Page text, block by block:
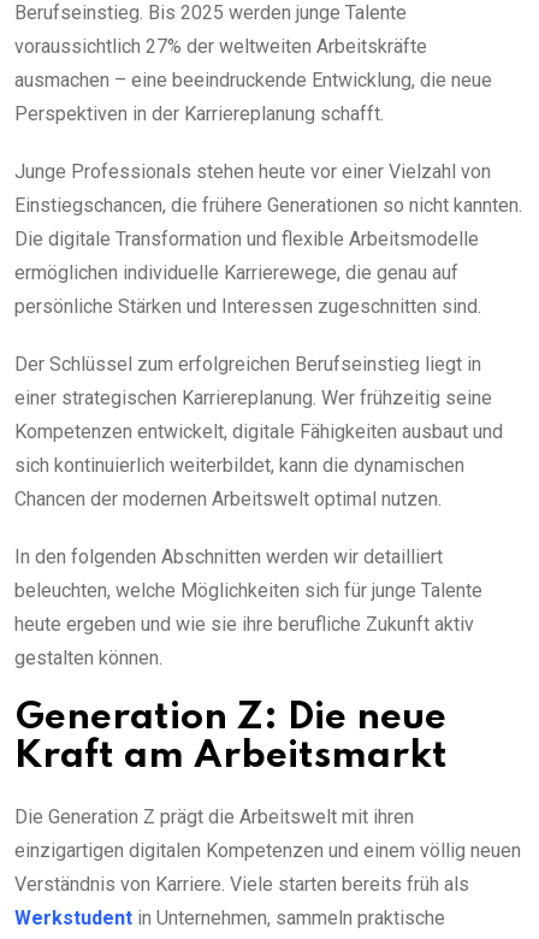
Berufseinstieg. Bis 2025 werden junge Talente
voraussichtlich 27% der weltweiten Arbeitskräfte
ausmachen – eine beeindruckende Entwicklung, die neue
Perspektiven in der Karriereplanung schafft.
Junge Professionals stehen heute vor einer Vielzahl von
Einstiegschancen, die frühere Generationen so nicht kannten.
Die digitale Transformation und flexible Arbeitsmodelle
ermöglichen individuelle Karrierewege, die genau auf
persönliche Stärken und Interessen zugeschnitten sind.
Der Schlüssel zum erfolgreichen Berufseinstieg liegt in
einer strategischen Karriereplanung. Wer frühzeitig seine
Kompetenzen entwickelt, digitale Fähigkeiten ausbaut und
sich kontinuierlich weiterbildet, kann die dynamischen
Chancen der modernen Arbeitswelt optimal nutzen.
In den folgenden Abschnitten werden wir detailliert
beleuchten, welche Möglichkeiten sich für junge Talente
heute ergeben und wie sie ihre berufliche Zukunft aktiv
gestalten können.
Generation Z: Die neue
Kraft am Arbeitsmarkt
Die Generation Z prägt die Arbeitswelt mit ihren
einzigartigen digitalen Kompetenzen und einem völlig neuen
Verständnis von Karriere. Viele starten bereits früh als
Werkstudent in Unternehmen, sammeln praktische